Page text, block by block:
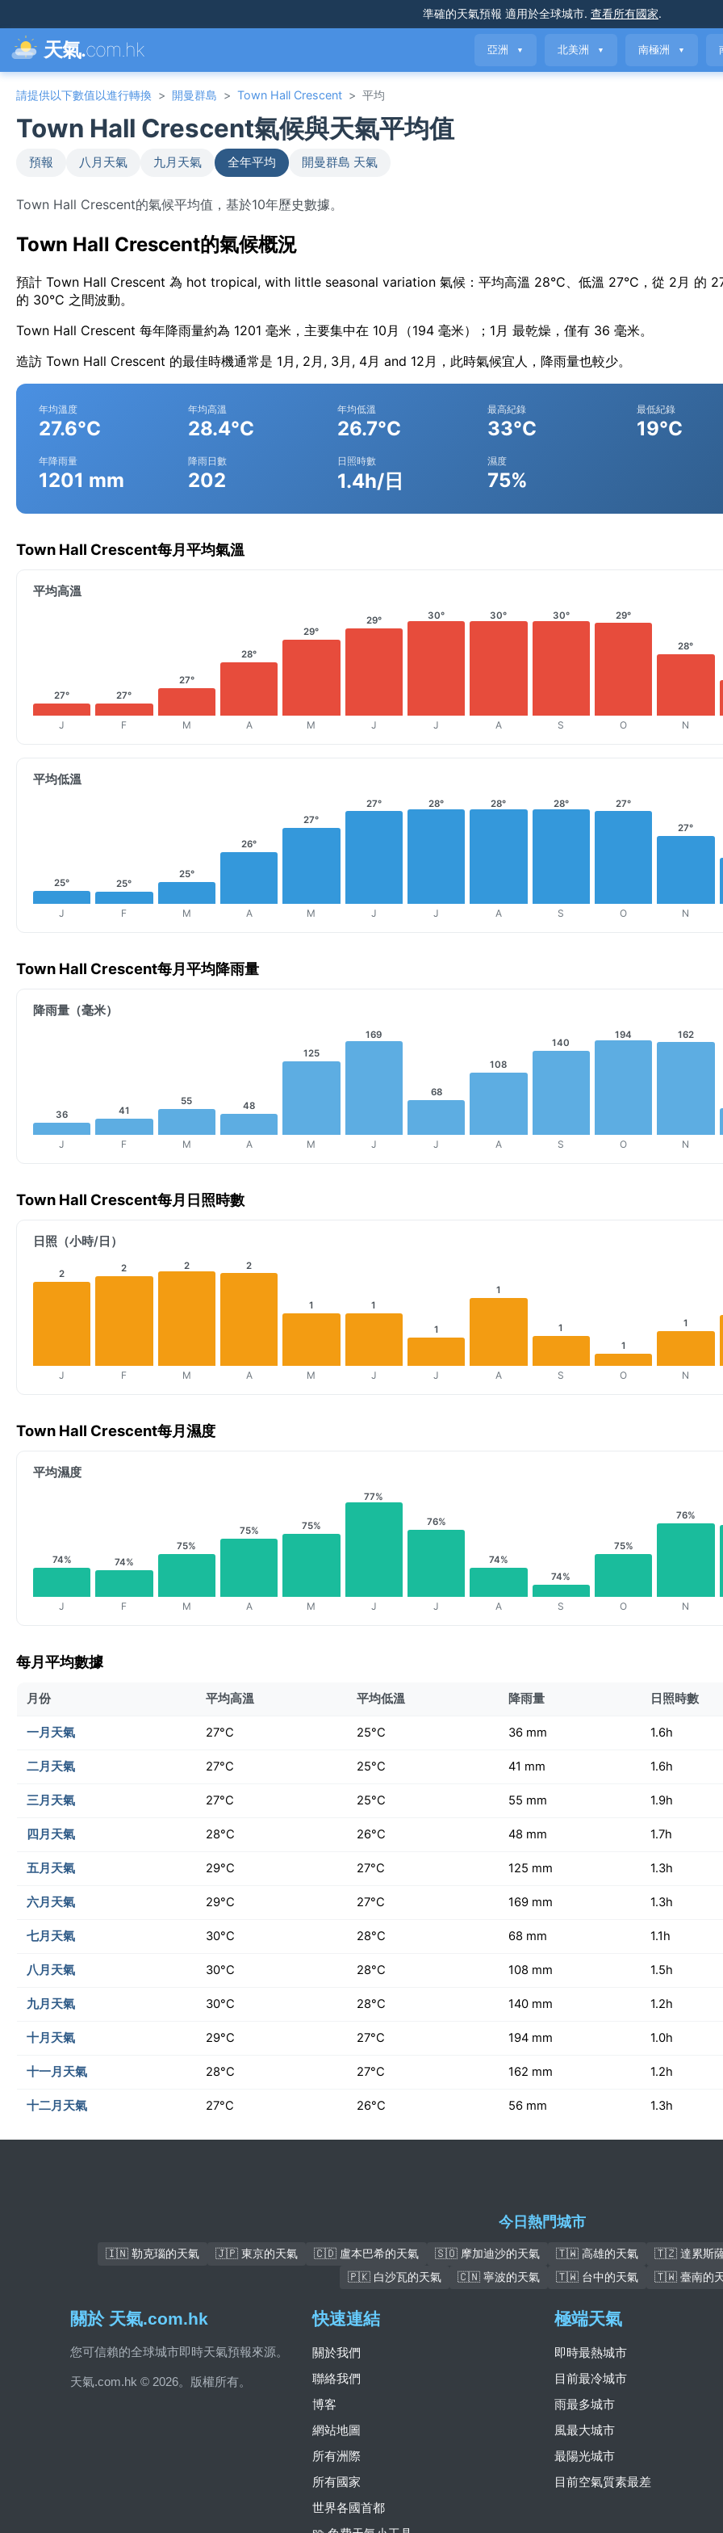
準確的天氣預報 適用於全球城市. 查看所有國家.
天氣.com.hk 亞洲 ▼ 北美洲 ▼ 南極洲 ▼
請提供以下數值以進行轉換 > 開曼群島 > Town Hall Crescent > 平均
Town Hall Crescent氣候與天氣平均值
預報 八月天氣 九月天氣 全年平均 開曼群島 天氣
Town Hall Crescent的氣候平均值，基於10年歷史數據。
Town Hall Crescent的氣候概況
預計 Town Hall Crescent 為 hot tropical, with little seasonal variation 氣候：平均高溫 28°C、低溫 27°C，從 2月 的
的 30°C 之間波動。
Town Hall Crescent 每年降雨量約為 1201 毫米，主要集中在 10月（194 毫米）；1月 最乾燥，僅有 36 毫米。
造訪 Town Hall Crescent 的最佳時機通常是 1月, 2月, 3月, 4月 and 12月，此時氣候宜人，降雨量也較少。
年均溫度
27.6°C
年均高溫
28.4°C
年均低溫
26.7°C
最高紀錄
33°C
最低紀錄
19°C
年降雨量
1201 mm
降雨日數
202
日照時數
1.4h/日
濕度
75%
Town Hall Crescent每月平均氣溫
平均高溫
27°
J
27°
F
27°
M
28°
A
29°
M
29°
J
30°
J
30°
A
30°
S
29°
O
28°
N
平均低溫
25°
J
25°
F
25°
M
26°
A
27°
M
27°
J
28°
J
28°
A
28°
S
27°
O
27°
N
Town Hall Crescent每月平均降雨量
降雨量（毫米）
36
J
41
F
55
M
48
A
125
M
169
J
68
J
108
A
140
S
194
O
162
N
Town Hall Crescent每月日照時數
日照（小時/日）
2
J
2
F
2
M
2
A
1
M
1
J
1
J
1
A
1
S
1
O
1
N
Town Hall Crescent每月濕度
平均濕度
74%
J
74%
F
75%
M
75%
A
75%
M
77%
J
76%
J
74%
A
74%
S
75%
O
76%
N
每月平均數據
月份 平均高溫 平均低溫 降雨量 日照時數
一月天氣 27°C 25°C 36 mm 1.6h
二月天氣 27°C 25°C 41 mm 1.6h
三月天氣 27°C 25°C 55 mm 1.9h
四月天氣 28°C 26°C 48 mm 1.7h
五月天氣 29°C 27°C 125 mm 1.3h
六月天氣 29°C 27°C 169 mm 1.3h
七月天氣 30°C 28°C 68 mm 1.1h
八月天氣 30°C 28°C 108 mm 1.5h
九月天氣 30°C 28°C 140 mm 1.2h
十月天氣 29°C 27°C 194 mm 1.0h
十一月天氣 28°C 27°C 162 mm 1.2h
十二月天氣 27°C 26°C 56 mm 1.3h
今日熱門城市
🇮🇳 勒克瑙的天氣 🇯🇵 東京的天氣 🇨🇩 盧本巴希的天氣 🇸🇴 摩加迪沙的天氣 🇹🇼 高雄的天氣 🇹🇿 達累斯
🇵🇰 白沙瓦的天氣
🇨🇳 寧波的天氣 🇹🇼 台中的天氣 🇹🇼 臺南的
關於 天氣.com.hk
您可信賴的全球城市即時天氣預報來源。
天氣.com.hk © 2026。版權所有。
快速連結
關於我們
聯絡我們
博客
網站地圖
所有洲際
所有國家
世界各國首都
極端天氣
即時最熱城市
目前最冷城市
雨最多城市
風最大城市
最陽光城市
目前空氣質素最差